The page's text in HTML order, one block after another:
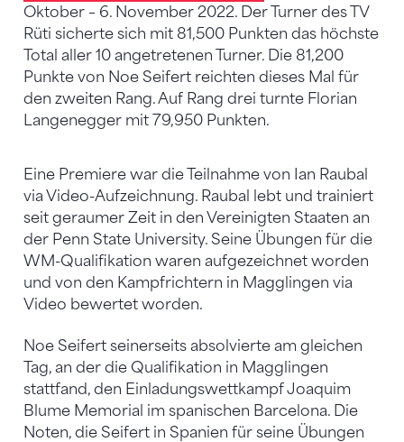
Oktober – 6. November 2022. Der Turner des TV
Rüti sicherte sich mit 81,500 Punkten das höchste
Total aller 10 angetretenen Turner. Die 81,200
Punkte von Noe Seifert reichten dieses Mal für
den zweiten Rang. Auf Rang drei turnte Florian
Langenegger mit 79,950 Punkten.
Eine Premiere war die Teilnahme von Ian Raubal
via Video-Aufzeichnung. Raubal lebt und trainiert
seit geraumer Zeit in den Vereinigten Staaten an
der Penn State University. Seine Übungen für die
WM-Qualifikation waren aufgezeichnet worden
und von den Kampfrichtern in Magglingen via
Video bewertet worden.
Noe Seifert seinerseits absolvierte am gleichen
Tag, an der die Qualifikation in Magglingen
stattfand, den Einladungswettkampf Joaquim
Blume Memorial im spanischen Barcelona. Die
Noten, die Seifert in Spanien für seine Übungen